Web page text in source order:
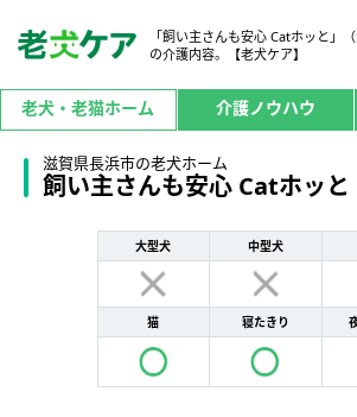
「飼い主さんも安心 Catホッと」
の介護内容。【老犬ケア】
老犬・老猫ホーム 介護ノウハウ
滋賀県長浜市の老犬ホーム
飼い主さんも安心 Catホッと
大型犬 中型犬
猫 寝たきり